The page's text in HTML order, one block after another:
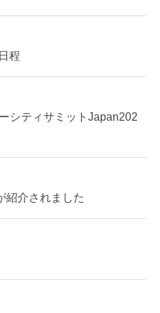
程
シティサミットJapan202
紹介されました